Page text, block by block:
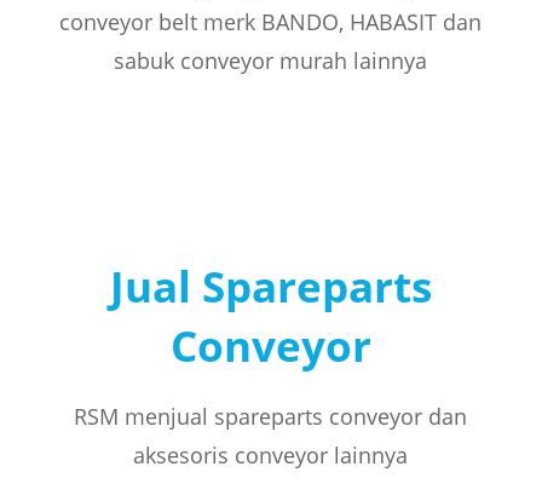
conveyor belt merk BANDO, HABASIT dan
sabuk conveyor murah lainnya
Jual Spareparts
Conveyor
RSM menjual spareparts conveyor dan
aksesoris conveyor lainnya